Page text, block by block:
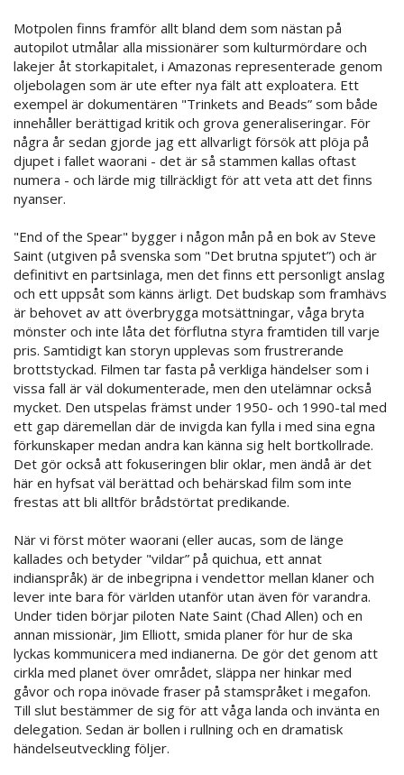
Motpolen finns framför allt bland dem som nästan på
autopilot utmålar alla missionärer som kulturmördare och
lakejer åt storkapitalet, i Amazonas representerade genom
oljebolagen som är ute efter nya fält att exploatera. Ett
exempel är dokumentären "Trinkets and Beads” som både
innehåller berättigad kritik och grova generaliseringar. För
några år sedan gjorde jag ett allvarligt försök att plöja på
djupet i fallet waorani - det är så stammen kallas oftast
numera - och lärde mig tillräckligt för att veta att det finns
nyanser.
"End of the Spear" bygger i någon mån på en bok av Steve
Saint (utgiven på svenska som "Det brutna spjutet”) och är
definitivt en partsinlaga, men det finns ett personligt anslag
och ett uppsåt som känns ärligt. Det budskap som framhävs
är behovet av att överbrygga motsättningar, våga bryta
mönster och inte låta det förflutna styra framtiden till varje
pris. Samtidigt kan storyn upplevas som frustrerande
brottstyckad. Filmen tar fasta på verkliga händelser som i
vissa fall är väl dokumenterade, men den utelämnar också
mycket. Den utspelas främst under 1950- och 1990-tal med
ett gap däremellan där de invigda kan fylla i med sina egna
förkunskaper medan andra kan känna sig helt bortkollrade.
Det gör också att fokuseringen blir oklar, men ändå är det
här en hyfsat väl berättad och behärskad film som inte
frestas att bli alltför brådstörtat predikande.
När vi först möter waorani (eller aucas, som de länge
kallades och betyder "vildar” på quichua, ett annat
indianspråk) är de inbegripna i vendettor mellan klaner och
lever inte bara för världen utanför utan även för varandra.
Under tiden börjar piloten Nate Saint (Chad Allen) och en
annan missionär, Jim Elliott, smida planer för hur de ska
lyckas kommunicera med indianerna. De gör det genom att
cirkla med planet över området, släppa ner hinkar med
gåvor och ropa inövade fraser på stamspråket i megafon.
Till slut bestämmer de sig för att våga landa och invänta en
delegation. Sedan är bollen i rullning och en dramatisk
händelseutveckling följer.